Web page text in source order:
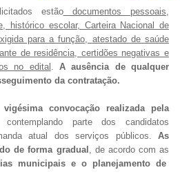
estãodocumentos pessoais,
histórico escolar, Carteira Nacional de
para a função, atestado de saúde
de residência, certidões negativas e
no edital . A ausência de qualquer
da contratação.
convocação realizada pela
, contemplando parte dos candidatos
atual dos serviços públicos. As
de forma gradual , de acordo com as
municipais e o planejamento de